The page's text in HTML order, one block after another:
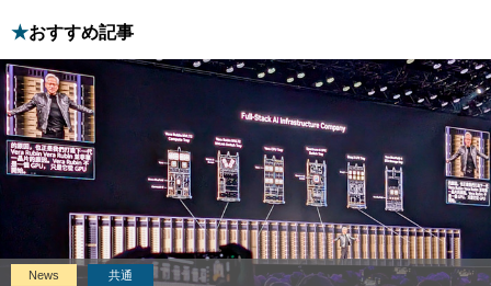
おすすめ記事
News 共通